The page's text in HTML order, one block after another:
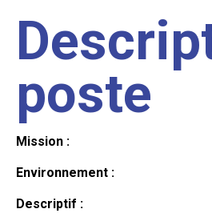
poste
Mission :
Environnement :
Descriptif :